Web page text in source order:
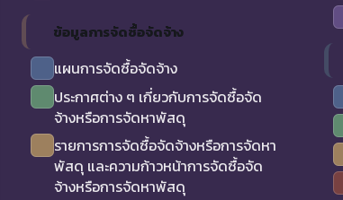
ข้อมูลการจัดซื้อจัดจ้าง
แผนการจัดซื้อจัดจ้าง
ประกาศต่าง ๆ เกี่ยวกับการจัดซื้อจัด
จ้างหรือการจัดหาพัสดุ
รายการการจัดซื้อจัดจ้างหรือการจัดหา
พัสดุ และความก้าวหน้าการจัดซื้อจัด
จ้างหรือการจัดหาพัสดุ